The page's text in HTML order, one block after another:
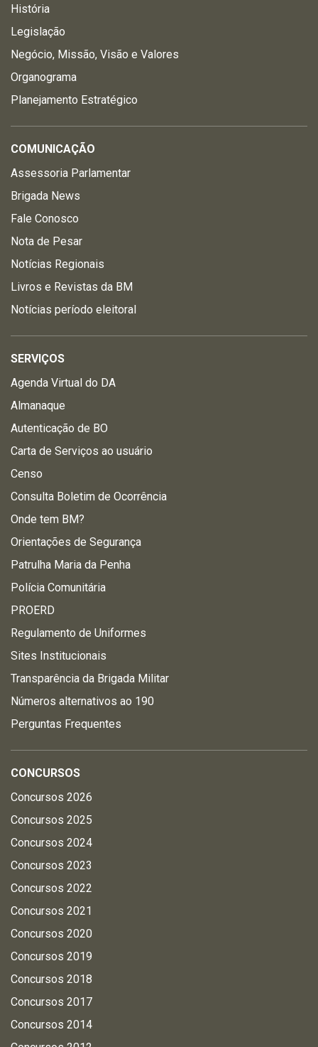
História
Legislação
Negócio, Missão, Visão e Valores
Organograma
Planejamento Estratégico
COMUNICAÇÃO
Assessoria Parlamentar
Brigada News
Fale Conosco
Nota de Pesar
Notícias Regionais
Livros e Revistas da BM
Notícias período eleitoral
SERVIÇOS
Agenda Virtual do DA
Almanaque
Autenticação de BO
Carta de Serviços ao usuário
Censo
Consulta Boletim de Ocorrência
Onde tem BM?
Orientações de Segurança
Patrulha Maria da Penha
Polícia Comunitária
PROERD
Regulamento de Uniformes
Sites Institucionais
Transparência da Brigada Militar
Números alternativos ao 190
Perguntas Frequentes
CONCURSOS
Concursos 2026
Concursos 2025
Concursos 2024
Concursos 2023
Concursos 2022
Concursos 2021
Concursos 2020
Concursos 2019
Concursos 2018
Concursos 2017
Concursos 2014